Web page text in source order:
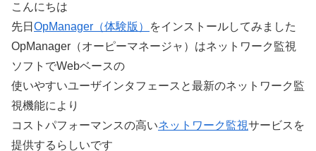
こんにちは
先日 OpManager（体験版）
をインストールしてみました
OpManager（オーピーマネージャ）はネットワーク監視
ソフトでWebベースの
使いやすいユーザインタフェースと最新のネットワーク監
視機能により
コストパフォーマンスの高いネットワーク監視サービスを
提供するらしいです